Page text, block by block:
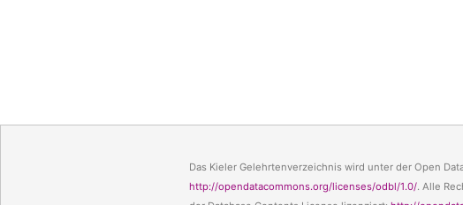
Das Kieler Gelehrtenverzeichnis wird unter der Open
http://opendatacommons.org/licenses/odbl/1.0/. Alle